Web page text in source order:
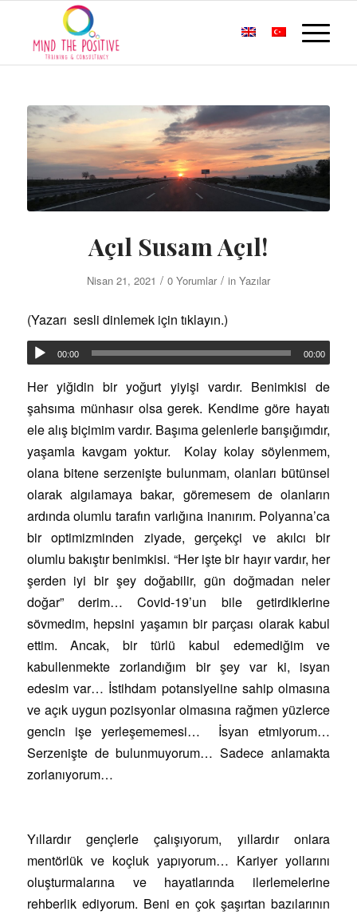
Açıl Susam Açıl!
Nisan 21, 2021 / 0 Yorumlar / in Yazılar
(Yazarı sesli dinlemek için tıklayın.)
00:00 00:00
Her yiğidin bir yoğurt yiyişi vardır. Benimkisi de
şahsıma münhasır olsa gerek. Kendime göre hayatı
ele alış biçimim vardır. Başıma gelenlerle barışığımdır,
yaşamla kavgam yoktur. Kolay kolay söylenmem,
olana bitene serzenişte bulunmam, olanları bütünsel
olarak algılamaya bakar, göremesem de olanların
ardında olumlu tarafın varlığına inanırım. Polyanna’ca
bir optimizminden ziyade, gerçekçi ve akılcı bir
olumlu bakıştır benimkisi. “Her işte bir hayır vardır, her
şerden iyi bir şey doğabilir, gün doğmadan neler
doğar” derim… Covid-19’un bile getirdiklerine
sövmedim, hepsini yaşamın bir parçası olarak kabul
ettim. Ancak, bir türlü kabul edemediğim ve
kabullenmekte zorlandığım bir şey var ki, isyan
edesim var… İstihdam potansiyeline sahip olmasına
ve açık uygun pozisyonlar olmasına rağmen yüzlerce
gencin işe yerleşememesi… İsyan etmiyorum…
Serzenişte de bulunmuyorum… Sadece anlamakta
zorlanıyorum…
Yıllardır gençlerle çalışıyorum, yıllardır onlara
mentörlük ve koçluk yapıyorum… Kariyer yollarını
oluşturmalarına ve hayatlarında ilerlemelerine
rehberlik ediyorum. Beni en çok şaşırtan bazılarının